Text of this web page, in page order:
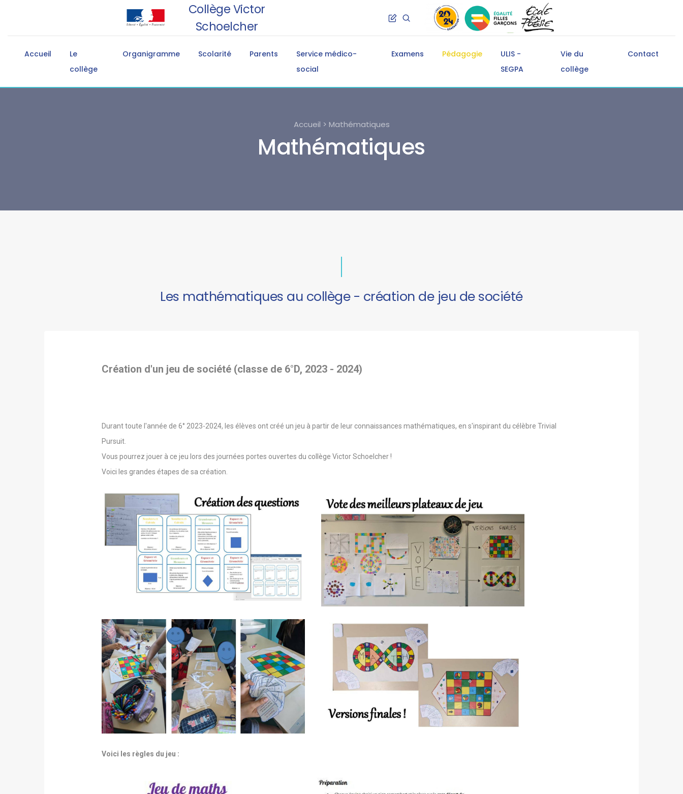
Collège Victor
Schoelcher
Accueil
Le
collège
Organigramme Scolarité Parents
Service médico-
social
Examens Pédagogie
ULIS -
SEGPA
Vie du
collège
Contact
Accueil > Mathématiques
Mathématiques
Les mathématiques au collège - création de jeu de société
Création d'un jeu de société (classe de 6°D, 2023 - 2024)
Durant toute l'année de 6° 2023-2024, les élèves ont créé un jeu à partir de leur connaissances mathématiques, en s'inspirant du célèbre Trivial
Pursuit.
Vous pourrez jouer à ce jeu lors des journées portes ouvertes du collège Victor Schoelcher !
Voici les grandes étapes de sa création.
Voici les règles du jeu :